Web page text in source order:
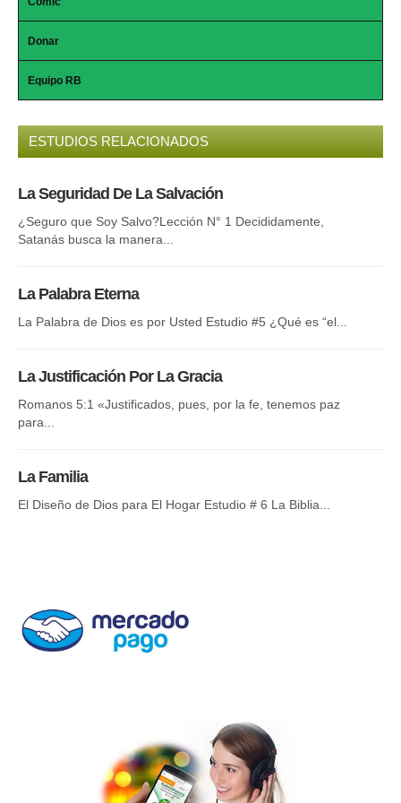
Donar
Equipo RB
ESTUDIOS RELACIONADOS
La Seguridad De La Salvación
¿Seguro que Soy Salvo?Lección N° 1 Decididamente,
Satanás busca la manera...
La Palabra Eterna
La Palabra de Dios es por Usted Estudio #5 ¿Qué es “el...
La Justificación Por La Gracia
Romanos 5:1 «Justificados, pues, por la fe, tenemos paz
para...
La Familia
El Diseño de Dios para El Hogar Estudio # 6 La Biblia...